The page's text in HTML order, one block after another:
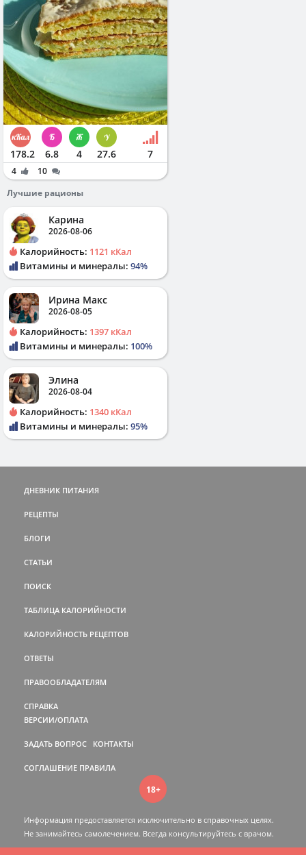
178.2 6.8 4 27.6 7
4
10
Лучшие рационы
Карина
2026-08-06
Калорийность: 1121 кКал
Витамины и минералы: 94%
Ирина Макс
2026-08-05
Калорийность: 1397 кКал
Витамины и минералы: 100%
Элина
2026-08-04
Калорийность: 1340 кКал
Витамины и минералы: 95%
ДНЕВНИК ПИТАНИЯ
РЕЦЕПТЫ
БЛОГИ
СТАТЬИ
ПОИСК
ТАБЛИЦА КАЛОРИЙНОСТИ
КАЛОРИЙНОСТЬ РЕЦЕПТОВ
ОТВЕТЫ
ПРАВООБЛАДАТЕЛЯМ
СПРАВКА
ВЕРСИИ/ОПЛАТА
ЗАДАТЬ ВОПРОС КОНТАКТЫ
СОГЛАШЕНИЕ ПРАВИЛА
18+
Информация предоставляется исключительно в справочных целях.
Не занимайтесь самолечением. Всегда консультируйтесь c врачом.